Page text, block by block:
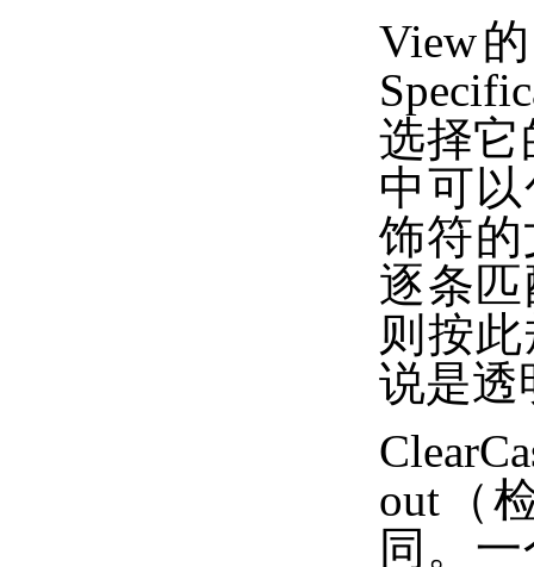
View
选择它
中可以
饰符
逐条
则按
说是透
out（
同。